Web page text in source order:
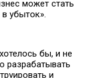
может стать
убыток».
бы, и не
разрабатывать
и